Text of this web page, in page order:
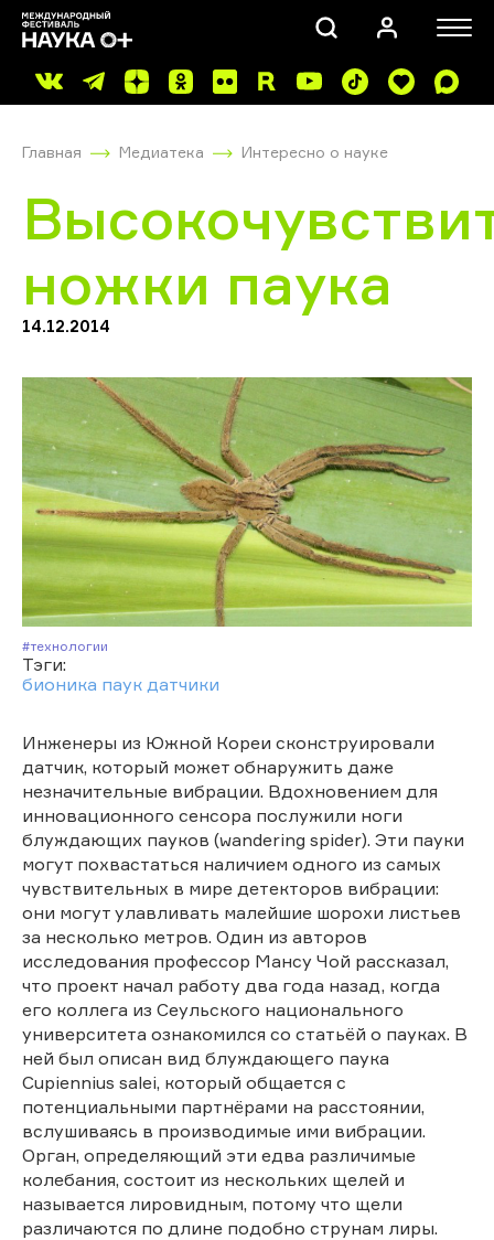
ПОИСК
Главная Медиатека Интересно о науке
ножки паука
14.12.2014
#Технологии
Тэги:
бионика паук датчики
Инженеры из Южной Кореи сконструировали
датчик, который может обнаружить даже
незначительные вибрации. Вдохновением для
инновационного сенсора послужили ноги
блуждающих пауков (wandering spider). Эти пауки
могут похвастаться наличием одного из самых
чувствительных в мире детекторов вибрации:
они могут улавливать малейшие шорохи листьев
за несколько метров. Один из авторов
исследования профессор Мансу Чой рассказал,
что проект начал работу два года назад, когда
его коллега из Сеульского национального
университета ознакомился со статьёй о пауках. В
ней был описан вид блуждающего паука
Cupiennius salei, который общается с
потенциальными партнёрами на расстоянии,
вслушиваясь в производимые ими вибрации.
Орган, определяющий эти едва различимые
колебания, состоит из нескольких щелей и
называется лировидным, потому что щели
различаются по длине подобно струнам лиры.